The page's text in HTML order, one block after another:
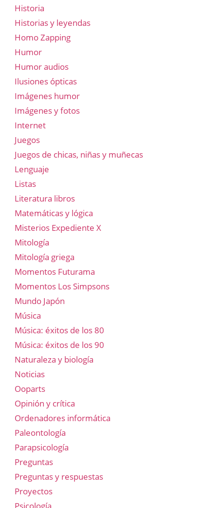
Historia
Historias y leyendas
Homo Zapping
Humor
Humor audios
Ilusiones ópticas
Imágenes humor
Imágenes y fotos
Internet
Juegos
Juegos de chicas, niñas y muñecas
Lenguaje
Listas
Literatura libros
Matemáticas y lógica
Misterios Expediente X
Mitología
Mitología griega
Momentos Futurama
Momentos Los Simpsons
Mundo Japón
Música
Música: éxitos de los 80
Música: éxitos de los 90
Naturaleza y biología
Noticias
Ooparts
Opinión y crítica
Ordenadores informática
Paleontología
Parapsicología
Preguntas
Preguntas y respuestas
Proyectos